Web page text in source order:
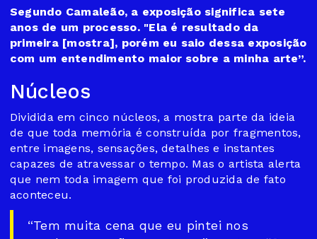
Segundo Camaleão, a exposição significa sete
anos de um processo. "Ela é resultado da
primeira [mostra], porém eu saio dessa exposição
com um entendimento maior sobre a minha arte”.
Núcleos
Dividida em cinco núcleos, a mostra parte da ideia
de que toda memória é construída por fragmentos,
entre imagens, sensações, detalhes e instantes
capazes de atravessar o tempo. Mas o artista alerta
que nem toda imagem que foi produzida de fato
aconteceu.
“Tem muita cena que eu pintei nos